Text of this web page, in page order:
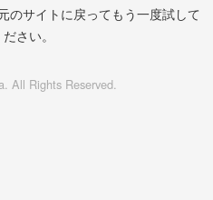
のサイトに戻ってもう一度試して
さい。
All Rights Reserved.